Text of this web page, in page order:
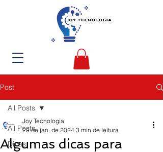
Post
All Posts
Dicas
All Posts
Algumas dicas para
Joy Tecnologia
29 de jan. de 2024 3 min de leitura